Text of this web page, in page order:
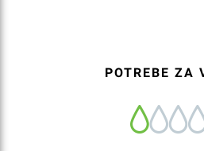
POTREBE ZA